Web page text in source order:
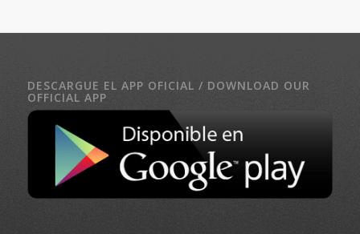
DESCARGUE EL APP OFICIAL / DOWNLOAD OUR
OFFICIAL APP